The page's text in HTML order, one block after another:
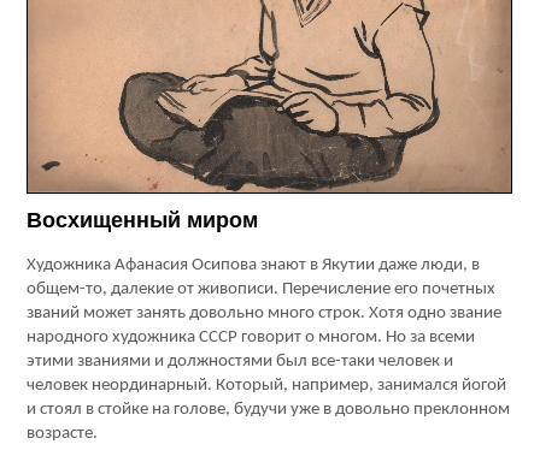
Восхищенный миром
Художника Афанасия Осипова знают в Якутии даже люди, в
общем-то, далекие от живописи. Перечисление его почетных
званий может занять довольно много строк. Хотя одно звание
народного художника СССР говорит о многом. Но за всеми
этими званиями и должностями был все-таки человек и
человек неординарный. Который, например, занимался йогой
и стоял в стойке на голове, будучи уже в довольно преклонном
возрасте.